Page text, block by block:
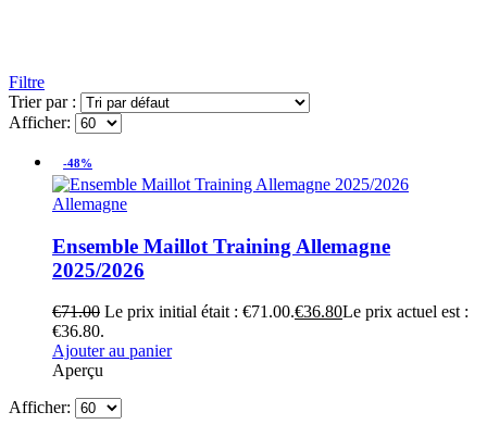
Filtre
Trier par :
Afficher:
-48%
Allemagne
Ensemble Maillot Training Allemagne
2025/2026
€71.00 Le prix initial était : €71.00.€36.80Le prix actuel est :
€36.80.
Ajouter au panier
Aperçu
Afficher: